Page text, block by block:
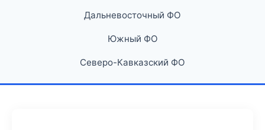
Дальневосточный ФО
Южный ФО
Северо-Кавказский ФО